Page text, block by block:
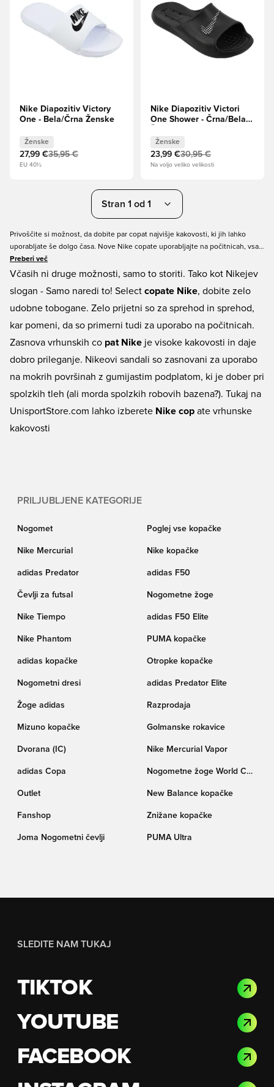
Nike Diapozitiv Victory
One - Bela/Črna Ženske
Ženske
27,99 €35,95 €
EU 40½
Nike Diapozitiv Victori
One Shower - Črna/Bela
Ženske
23,99 €30,95 €
Na voljo veliko velikosti
Stran 1 od 1
Privoščite si možnost, da dobite par copat najvišje kakovosti, ki jih lahko
uporabljate še dolgo časa. Nove Nike copate uporabljajte na počitnicah, vsak
dan ali pred in po vadbi. Ne boste obžalovali svoje izbire, da boste vlagali v
par copat Nike. Poiščite svojo velikost in naročite domov nov par Nike sandal
Preberi več
Včasih ni druge možnosti, samo to storiti. Tako kot Nikejev
slogan - Samo naredi to! Select copate Nike, dobite zelo
udobne tobogane. Zelo prijetni so za sprehod in sprehod,
kar pomeni, da so primerni tudi za uporabo na počitnicah.
Zasnova vrhunskih co pat Nike je visoke kakovosti in daje
dobro prileganje. Nikeovi sandali so zasnovani za uporabo
na mokrih površinah z gumijastim podplatom, ki je dober pri
spolzkih tleh (ali morda spolzkih robovih bazena?). Tukaj na
UnisportStore.com lahko izberete Nike cop ate vrhunske
kakovosti
PRILJUBLJENE KATEGORIJE
Nogomet Poglej vse kopačke
Nike Mercurial Nike kopačke
adidas Predator adidas F50
Čevlji za futsal Nogometne žoge
Nike Tiempo adidas F50 Elite
Nike Phantom PUMA kopačke
adidas kopačke Otropke kopačke
Nogometni dresi adidas Predator Elite
Žoge adidas Razprodaja
Mizuno kopačke Golmanske rokavice
Dvorana (IC) Nike Mercurial Vapor
adidas Copa
Nogometne žoge World Cup
Outlet
New Balance kopačke
Fanshop Znižane kopačke
Joma Nogometni čevlji PUMA Ultra
SLEDITE NAM TUKAJ
TIKTOK
YOUTUBE
FACEBOOK